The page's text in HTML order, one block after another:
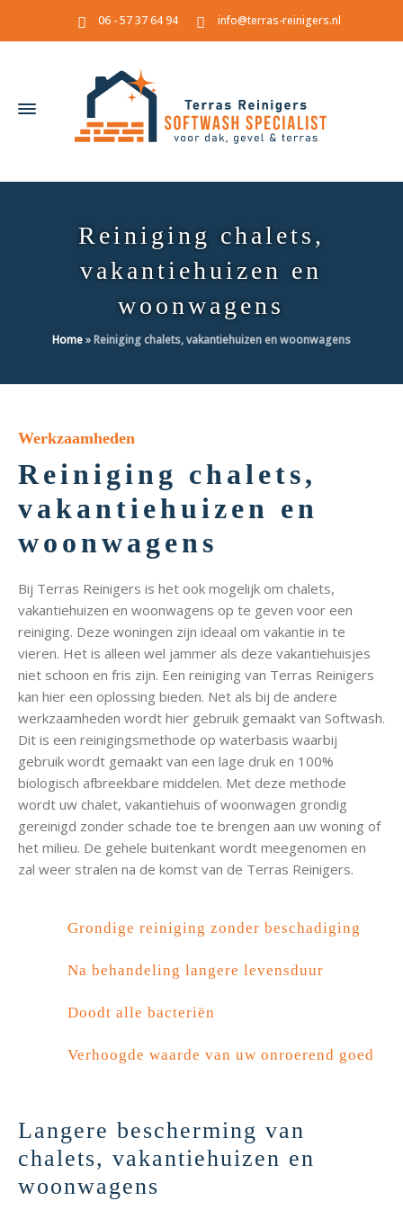
06 - 57 37 64 94 info@terras-reinigers.nl
Reiniging chalets,
vakantiehuizen en
woonwagens
Home»Reiniging chalets, vakantiehuizen en woonwagens
Werkzaamheden
Reiniging chalets,
vakantiehuizen en
woonwagens
Bij Terras Reinigers is het ook mogelijk om chalets,
vakantiehuizen en woonwagens op te geven voor een
reiniging. Deze woningen zijn ideaal om vakantie in te
vieren. Het is alleen wel jammer als deze vakantiehuisjes
niet schoon en fris zijn. Een reiniging van Terras Reinigers
kan hier een oplossing bieden. Net als bij de andere
werkzaamheden wordt hier gebruik gemaakt van Softwash.
Dit is een reinigingsmethode op waterbasis waarbij
gebruik wordt gemaakt van een lage druk en 100%
biologisch afbreekbare middelen. Met deze methode
wordt uw chalet, vakantiehuis of woonwagen grondig
gereinigd zonder schade toe te brengen aan uw woning of
het milieu. De gehele buitenkant wordt meegenomen en
zal weer stralen na de komst van de Terras Reinigers.
Grondige reiniging zonder beschadiging
Na behandeling langere levensduur
Doodt alle bacteriën
Verhoogde waarde van uw onroerend goed
Langere bescherming van
chalets, vakantiehuizen en
woonwagens